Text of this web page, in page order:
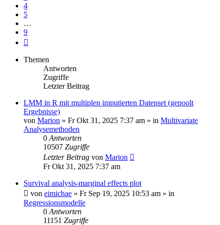
4
5
…
9
Themen
Antworten
Zugriffe
Letzter Beitrag
LMM in R mit multiplen imputierten Datenset (gepoolt
Ergebnisse)
von Marion » Fr Okt 31, 2025 7:37 am » in Multivariate
Analysemethoden
0 Antworten
10507 Zugriffe
Letzter Beitrag von Marion
Fr Okt 31, 2025 7:37 am
Survival analysis-marginal effects plot
von eimichae » Fr Sep 19, 2025 10:53 am » in
Regressionsmodelle
0 Antworten
11151 Zugriffe